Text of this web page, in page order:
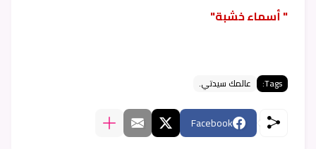
" أسماء خشبة"
Tags: عالمك سيدتي.
Facebook